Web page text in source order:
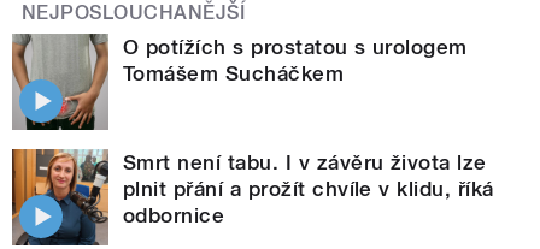
NEJPOSLOUCHANĚJŠÍ
O potížích s prostatou s urologem
Tomášem Sucháčkem
Smrt není tabu. I v závěru života lze
plnit přání a prožít chvíle v klidu, říká
odbornice